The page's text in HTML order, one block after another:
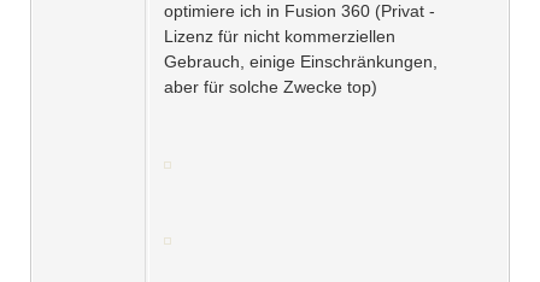
optimiere ich in Fusion 360 (Privat -
Lizenz für nicht kommerziellen
Gebrauch, einige Einschränkungen,
aber für solche Zwecke top)